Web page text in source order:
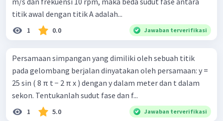
titik awal dengan titik A adalah...
1 0.0 Jawaban terverifikasi
Persamaan simpangan yang dimiliki oleh sebuah titik
pada gelombang berjalan dinyatakan oleh persamaan: y =
25 sin ( 8 π t − 2 π x ) dengan y dalam meter dan t dalam
sekon. Tentukanlah sudut fase dan f...
1 5.0 Jawaban terverifikasi